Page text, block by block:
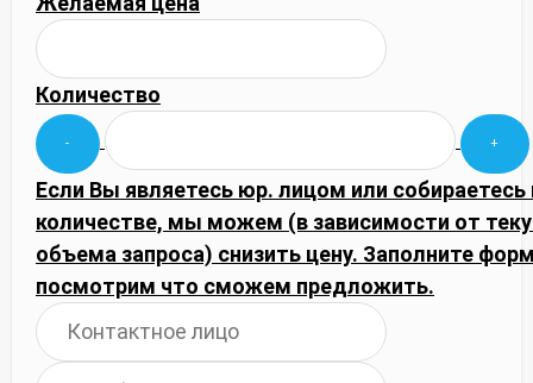
Количество
Если Вы являетесь юр. лицом или
количестве, мы можем (в зависимости от
объема запроса) снизить цену. Заполните
посмотрим что сможем предложить.